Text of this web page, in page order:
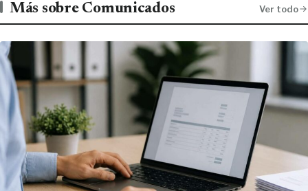
Más sobre Comunicados Ver todo